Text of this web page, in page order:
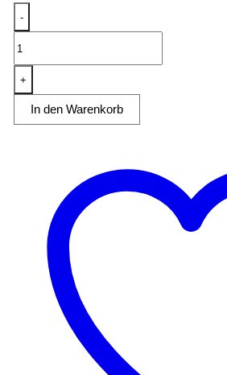
-
Becken
links
+
In den Warenkorb